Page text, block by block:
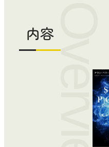
内容Overview